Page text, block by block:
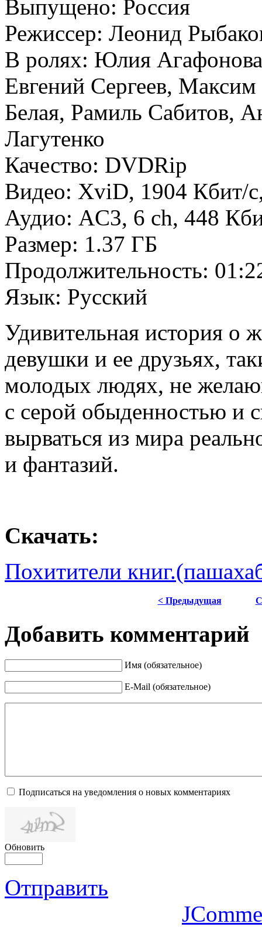
Выпущено: Россия
Режиссер: Леонид
В ролях: Юлия
Евгений Сергеев,
Белая, Рамиль Сабитов,
Лагутенко
Качество: DVDRip
Видео: XviD, 1904 Кбит/
Аудио: AC3, 6 ch, 448
Размер: 1.37 ГБ
Продолжительность:
Язык: Русский
Удивительная история о
девушки и ее друзьях,
молодых людях, не
с серой обыденностью и
вырваться из мира
и фантазий.
Скачать:
Похитители
< Предыдущая
Добавить комментарий
Имя (обязательное)
E-Mail (обязательное)
Подписаться на уведомления о новых комментариях
Обновить
Отправить